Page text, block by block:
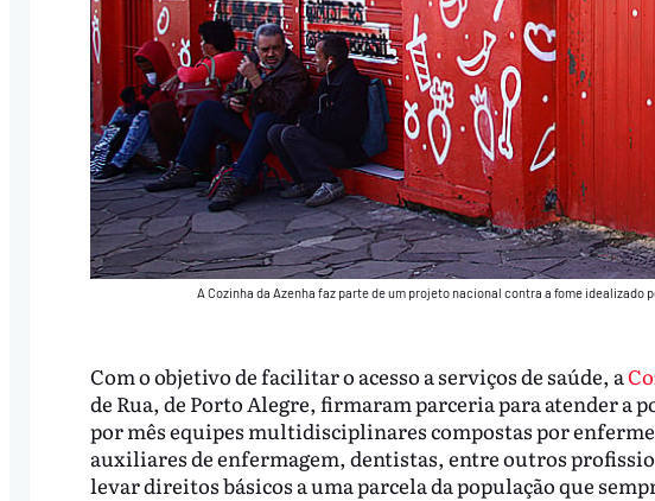
A Cozinha da Azenha faz parte de um projeto nacional contra a fome idealizado
Com o objetivo de facilitar o acesso a serviços de saúde, a
de Rua, de Porto Alegre, firmaram parceria para atender a
por mês equipes multidisciplinares compostas por
auxiliares de enfermagem, dentistas, entre outros
levar direitos básicos a uma parcela da população que